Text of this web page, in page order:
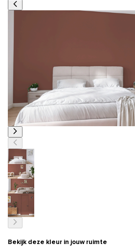
Bekijk deze kleur in jouw ruimte